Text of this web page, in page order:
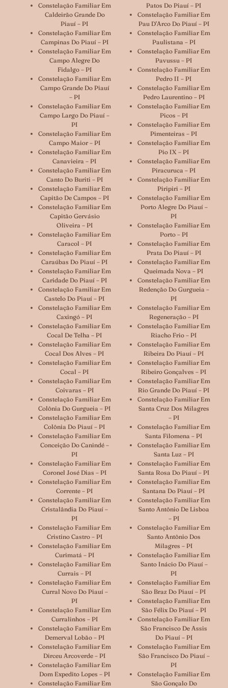
Constelação Familiar Em
Caldeirão Grande Do
Piauí – PI
Constelação Familiar Em
Campinas Do Piauí – PI
Constelação Familiar Em
Campo Alegre Do
Fidalgo – PI
Constelação Familiar Em
Campo Grande Do Piauí
– PI
Constelação Familiar Em
Campo Largo Do Piauí –
PI
Constelação Familiar Em
Campo Maior – PI
Constelação Familiar Em
Canavieira – PI
Constelação Familiar Em
Canto Do Buriti – PI
Constelação Familiar Em
Capitão De Campos – PI
Constelação Familiar Em
Capitão Gervásio
Oliveira – PI
Constelação Familiar Em
Caracol – PI
Constelação Familiar Em
Caraúbas Do Piauí – PI
Constelação Familiar Em
Caridade Do Piauí – PI
Constelação Familiar Em
Castelo Do Piauí – PI
Constelação Familiar Em
Caxingó – PI
Constelação Familiar Em
Cocal De Telha – PI
Constelação Familiar Em
Cocal Dos Alves – PI
Constelação Familiar Em
Cocal – PI
Constelação Familiar Em
Coivaras – PI
Constelação Familiar Em
Colônia Do Gurgueia – PI
Constelação Familiar Em
Colônia Do Piauí – PI
Constelação Familiar Em
Conceição Do Canindé –
PI
Constelação Familiar Em
Coronel José Dias – PI
Constelação Familiar Em
Corrente – PI
Constelação Familiar Em
Cristalândia Do Piauí –
PI
Constelação Familiar Em
Cristino Castro – PI
Constelação Familiar Em
Curimatá – PI
Constelação Familiar Em
Currais – PI
Constelação Familiar Em
Curral Novo Do Piauí –
PI
Constelação Familiar Em
Curralinhos – PI
Constelação Familiar Em
Demerval Lobão – PI
Constelação Familiar Em
Dirceu Arcoverde – PI
Constelação Familiar Em
Dom Expedito Lopes – PI
Constelação Familiar Em
Patos Do Piauí – PI
Constelação Familiar Em
Pau D’Arco Do Piauí – PI
Constelação Familiar Em
Paulistana – PI
Constelação Familiar Em
Pavussu – PI
Constelação Familiar Em
Pedro II – PI
Constelação Familiar Em
Pedro Laurentino – PI
Constelação Familiar Em
Picos – PI
Constelação Familiar Em
Pimenteiras – PI
Constelação Familiar Em
Pio IX – PI
Constelação Familiar Em
Piracuruca – PI
Constelação Familiar Em
Piripiri – PI
Constelação Familiar Em
Porto Alegre Do Piauí –
PI
Constelação Familiar Em
Porto – PI
Constelação Familiar Em
Prata Do Piauí – PI
Constelação Familiar Em
Queimada Nova – PI
Constelação Familiar Em
Redenção Do Gurgueia –
PI
Constelação Familiar Em
Regeneração – PI
Constelação Familiar Em
Riacho Frio – PI
Constelação Familiar Em
Ribeira Do Piauí – PI
Constelação Familiar Em
Ribeiro Gonçalves – PI
Constelação Familiar Em
Rio Grande Do Piauí – PI
Constelação Familiar Em
Santa Cruz Dos Milagres
– PI
Constelação Familiar Em
Santa Filomena – PI
Constelação Familiar Em
Santa Luz – PI
Constelação Familiar Em
Santa Rosa Do Piauí – PI
Constelação Familiar Em
Santana Do Piauí – PI
Constelação Familiar Em
Santo Antônio De Lisboa
– PI
Constelação Familiar Em
Santo Antônio Dos
Milagres – PI
Constelação Familiar Em
Santo Inácio Do Piauí –
PI
Constelação Familiar Em
São Braz Do Piauí – PI
Constelação Familiar Em
São Félix Do Piauí – PI
Constelação Familiar Em
São Francisco De Assis
Do Piauí – PI
Constelação Familiar Em
São Francisco Do Piauí –
PI
Constelação Familiar Em
São Gonçalo Do